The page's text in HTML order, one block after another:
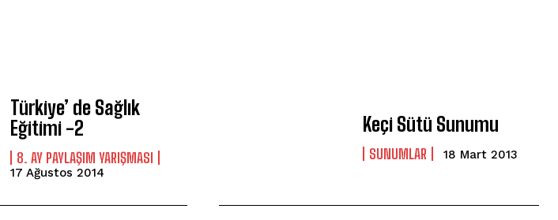
Türkiye’ de Sağlık
Eğitimi -2
8. AY PAYLAŞIM YARIŞMASI
17 Ağustos 2014
Keçi Sütü Sunumu
SUNUMLAR 18 Mart 2013